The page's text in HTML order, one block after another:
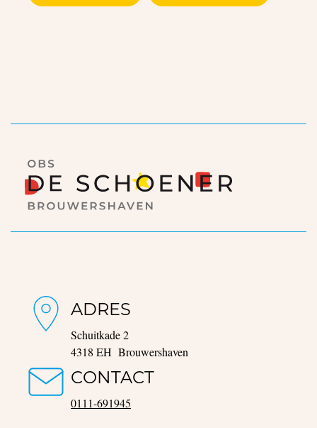
ADRES
Schuitkade 2
4318 EH Brouwershaven
CONTACT
0111-691945